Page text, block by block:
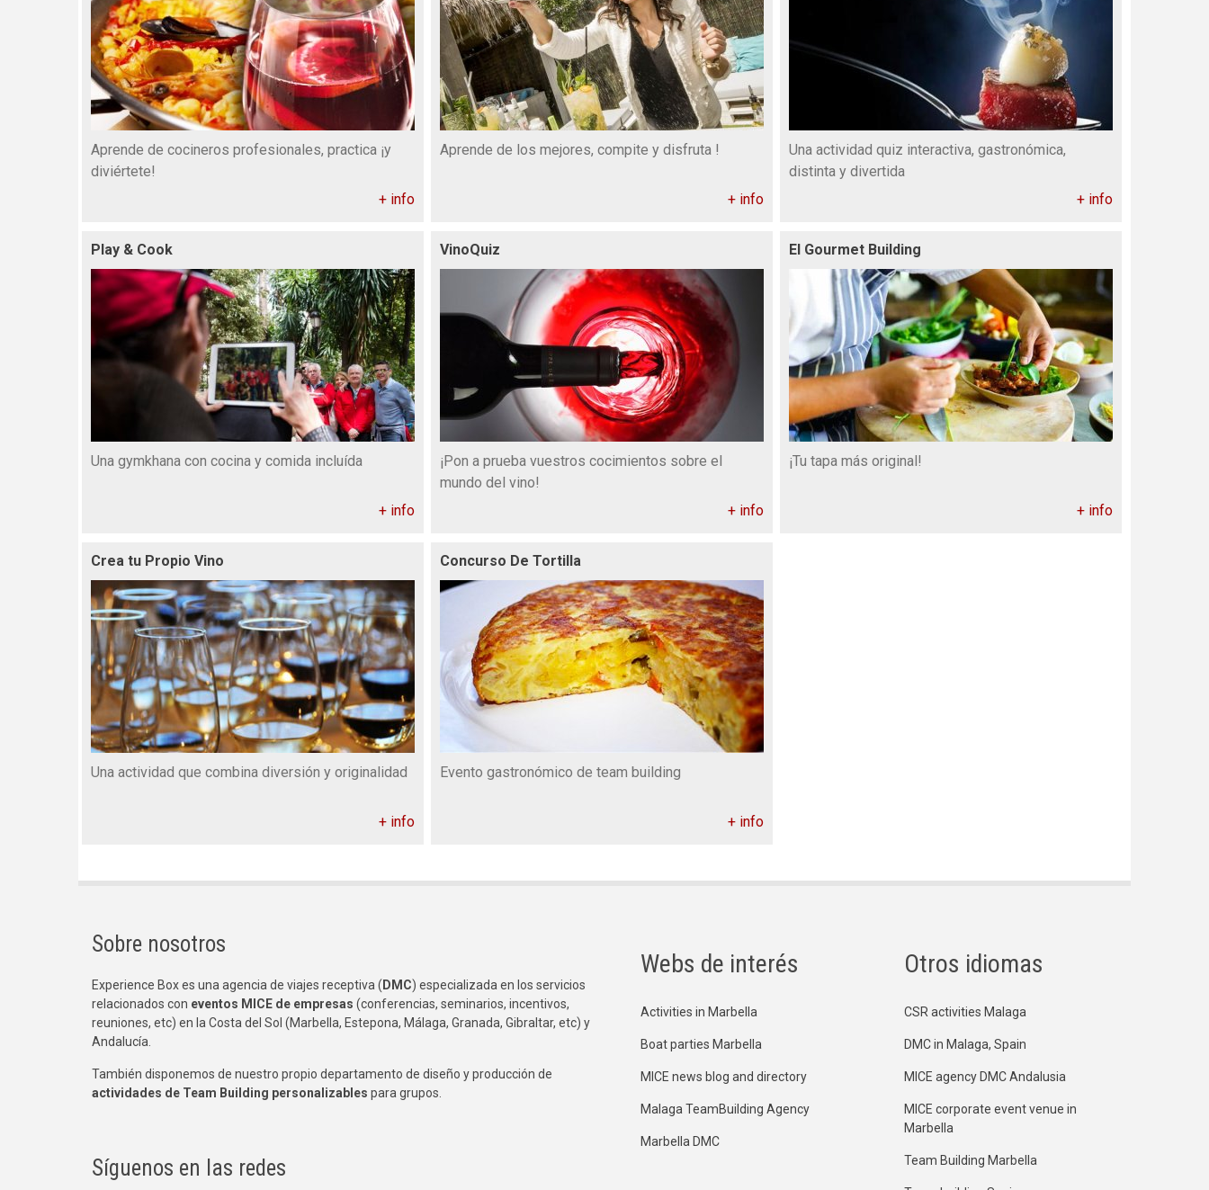
Aprende de cocineros profesionales, practica ¡y
diviértete!
+ info
Aprende de los mejores, compite y disfruta !
+ info
Una actividad quiz interactiva, gastronómica,
distinta y divertida
+ info
Play & Cook
Una gymkhana con cocina y comida incluída
+ info
VinoQuiz
¡Pon a prueba vuestros cocimientos sobre el
mundo del vino!
+ info
El Gourmet Building
¡Tu tapa más original!
+ info
Crea tu Propio Vino
Una actividad que combina diversión y originalidad
+ info
Concurso De Tortilla
Evento gastronómico de team building
+ info
Sobre nosotros
Experience Box es una agencia de viajes receptiva ( DMC) especializada en los servicios
relacionados con eventos MICE de empresas (conferencias, seminarios, incentivos,
reuniones, etc) en la Costa del Sol (Marbella, Estepona, Málaga, Granada, Gibraltar, etc) y
Andalucía.
También disponemos de nuestro propio departamento de diseño y producción de
actividades de Team Building personalizables para grupos.
Síguenos en las redes
Webs de interés
Activities in Marbella
Boat parties Marbella
MICE news blog and directory
Malaga TeamBuilding Agency
Marbella DMC
Otros idiomas
CSR activities Malaga
DMC in Malaga, Spain
MICE agency DMC Andalusia
MICE corporate event venue in
Marbella
Team Building Marbella